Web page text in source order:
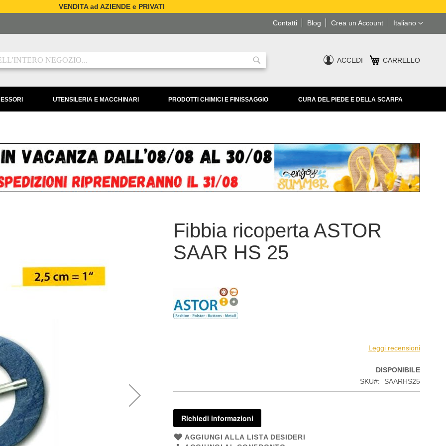
VENDITA ad AZIENDE e PRIVATI
Lingua
Italiano
Blog Crea un Account
Contatti
Ricerca
ACCEDI CARRELLO
UTENSILERIA E MACCHINARI PRODOTTI CHIMICI E FINISSAGGIO CURA DEL PIEDE E DELLA SCARPA
Fibbia ricoperta ASTOR
SAAR HS 25
Leggi recensioni
DISPONIBILE
SKU
SAARHS25
Richiedi informazioni
AGGIUNGI ALLA LISTA DESIDERI